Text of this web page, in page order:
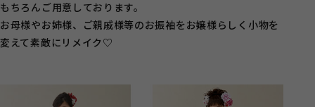
もちろんご用意しております。
お母様やお姉様、ご親戚様等のお振袖をお嬢様らしく小物を
変えて素敵にリメイク♡